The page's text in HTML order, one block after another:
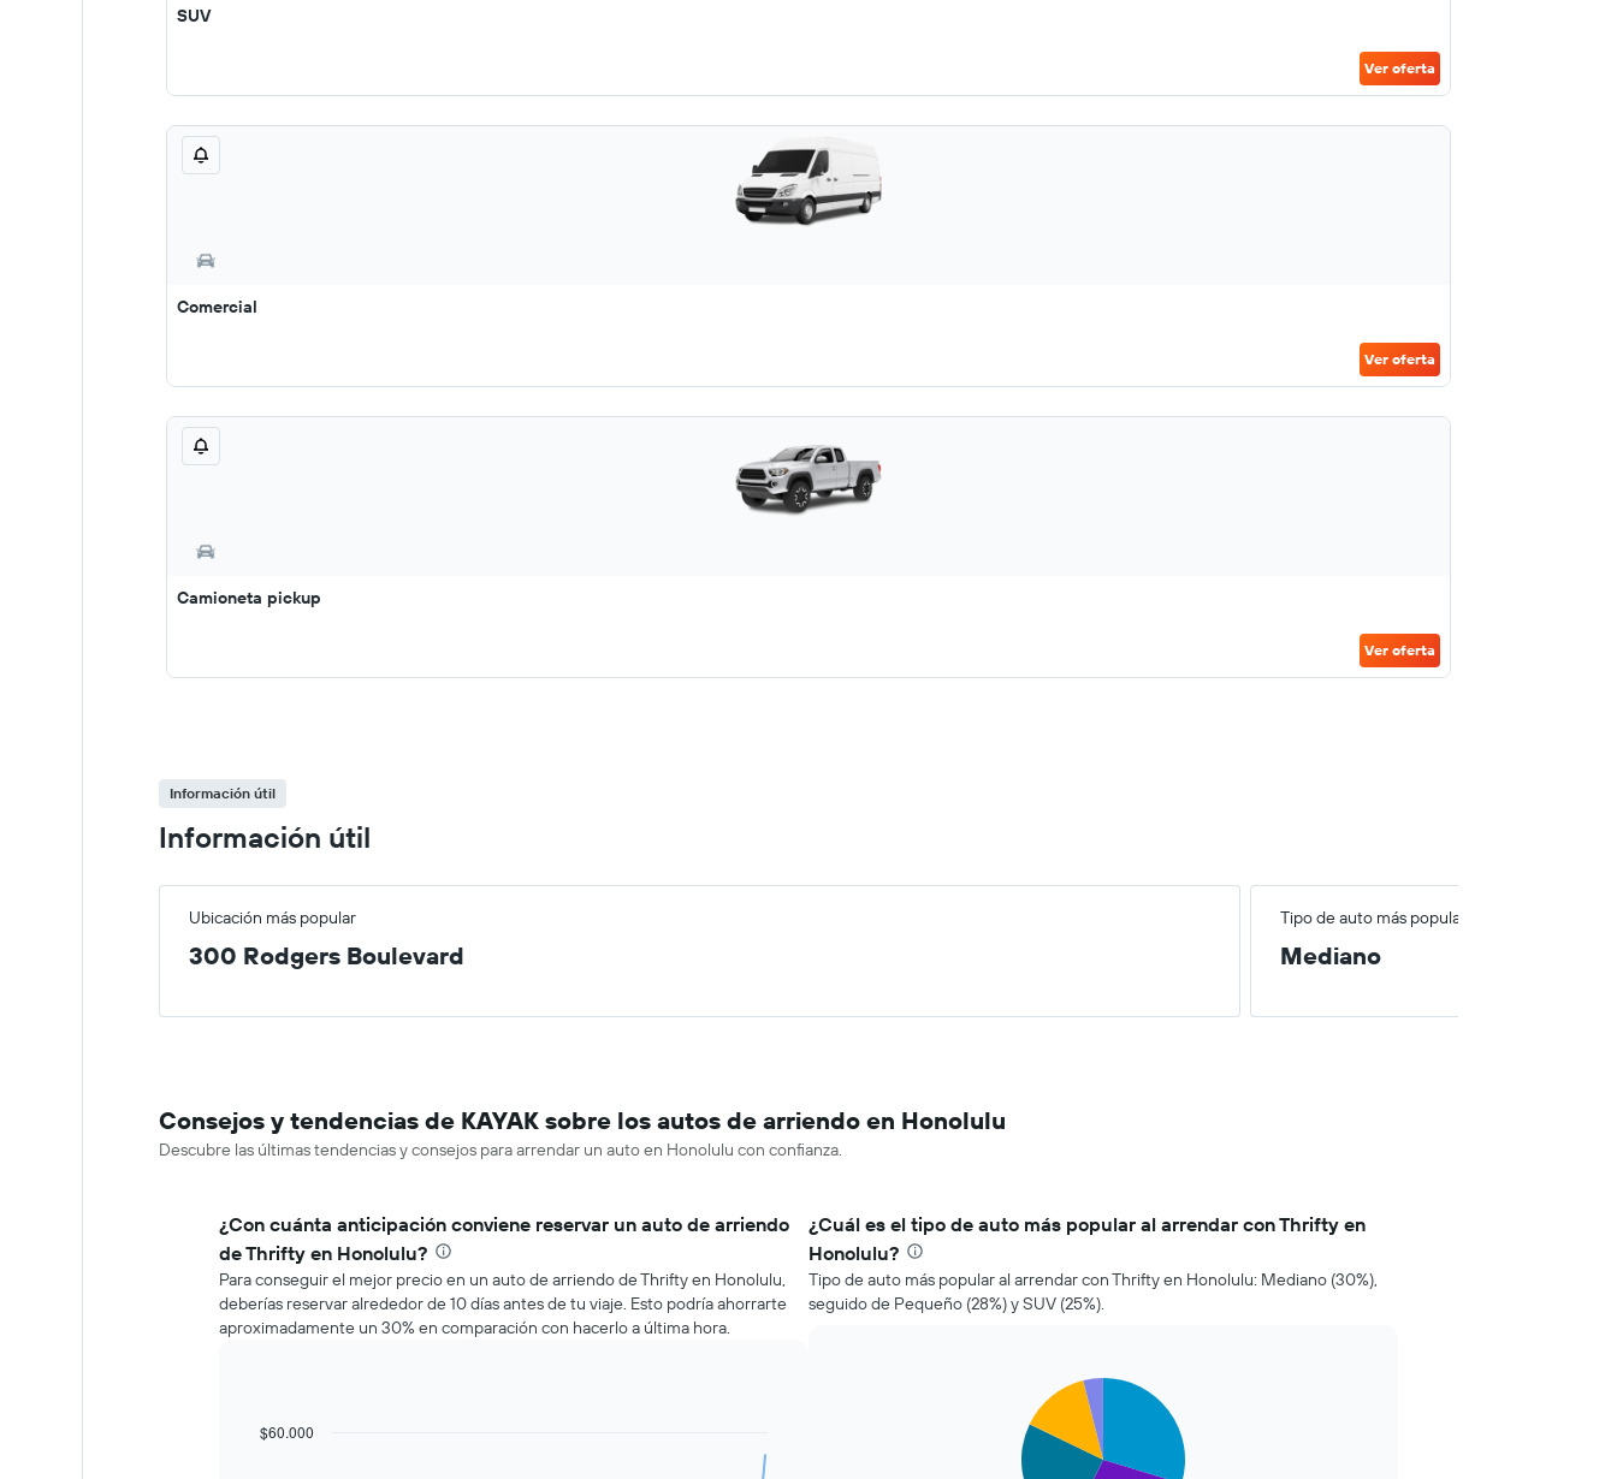
SUV
Ver oferta
Comercial
Ver oferta
Camioneta pickup
Ver oferta
Información útil
Información útil
Ubicación más popular Tipo de auto más popular
300 Rodgers Boulevard Mediano
Consejos y tendencias de KAYAK sobre los autos de arriendo en Honolulu
Descubre las últimas tendencias y consejos para arrendar un auto en Honolulu con confianza.
¿Con cuánta anticipación conviene reservar un auto de arriendo
de Thrifty en Honolulu?
Para conseguir el mejor precio en un auto de arriendo de Thrifty en Honolulu,
deberías reservar alrededor de 10 días antes de tu viaje. Esto podría ahorrarte
aproximadamente un 30% en comparación con hacerlo a última hora.
Line
Chart
$60.000
¿Cuál es el tipo de auto más popular al arrendar con Thrifty en
Honolulu?
Tipo de auto más popular al arrendar con Thrifty en Honolulu: Mediano (30%),
seguido de Pequeño (28%) y SUV (25%).